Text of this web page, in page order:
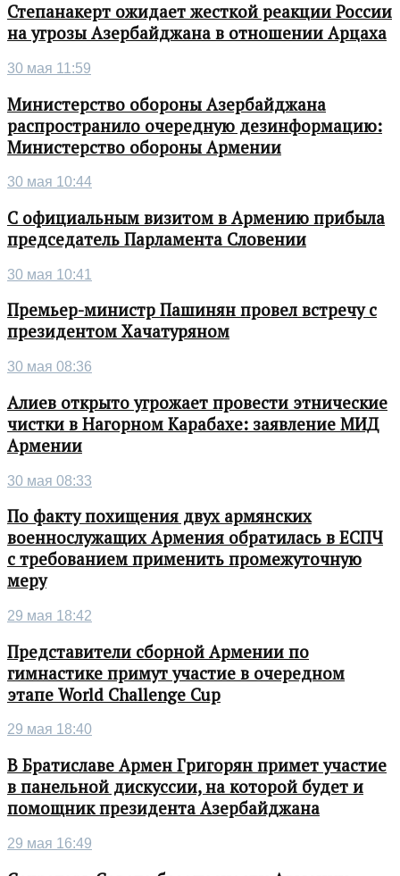
Степанакерт ожидает жесткой реакции России
на угрозы Азербайджана в отношении Арцаха
30 мая 11:59
Министерство обороны Азербайджана
распространило очередную дезинформацию:
Министерство обороны Армении
30 мая 10:44
С официальным визитом в Армению прибыла
председатель Парламента Словении
30 мая 10:41
Премьер-министр Пашинян провел встречу с
президентом Хачатуряном
30 мая 08:36
Алиев открыто угрожает провести этнические
чистки в Нагорном Карабахе: заявление МИД
Армении
30 мая 08:33
По факту похищения двух армянских
военнослужащих Армения обратилась в ЕСПЧ
с требованием применить промежуточную
меру
29 мая 18:42
Представители сборной Армении по
гимнастике примут участие в очередном
этапе World Challenge Cup
29 мая 18:40
В Братиславе Армен Григорян примет участие
в панельной дискуссии, на которой будет и
помощник президента Азербайджана
29 мая 16:49